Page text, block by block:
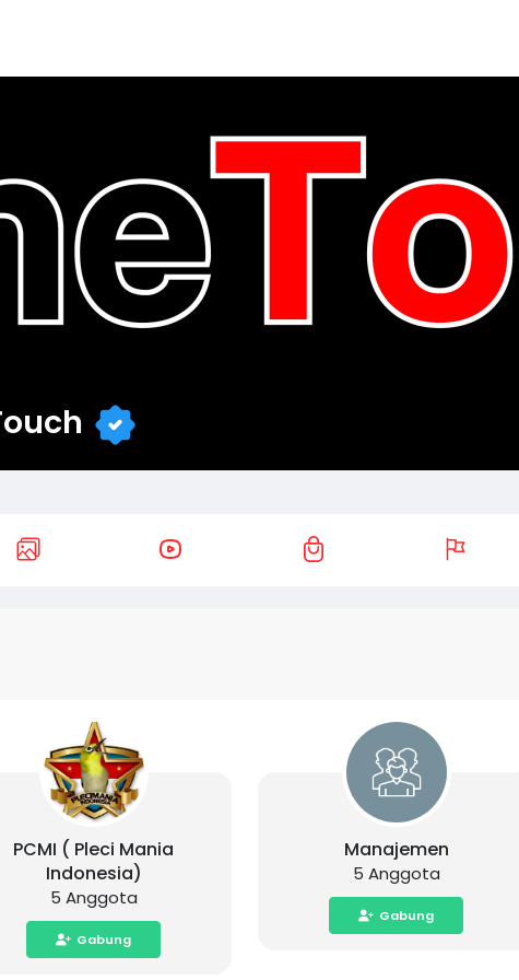
PCMI ( Pleci Mania
Indonesia)
5 Anggota
Gabung
Manajemen
5 Anggota
Gabung